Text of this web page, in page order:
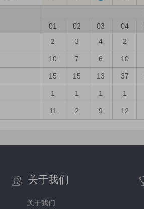
01 02 03 04
2 3 4 2
10 7 6 10
15 15 13 37
1 1 1 1
11 2 9 12
关于我们
关于我们